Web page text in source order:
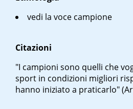
vedi la voce campione
Citazioni
"I campioni sono quelli che
sport in condizioni migliori
hanno iniziato a praticarlo"